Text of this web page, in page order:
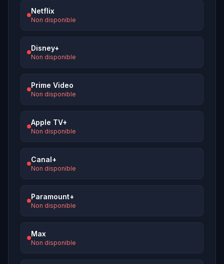
Netflix
Non disponible
Disney+
Non disponible
Prime Video
Non disponible
Apple TV+
Non disponible
Canal+
Non disponible
Paramount+
Non disponible
Max
Non disponible